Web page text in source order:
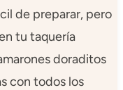
de preparar, pero
tu taquería
doraditos
con todos los